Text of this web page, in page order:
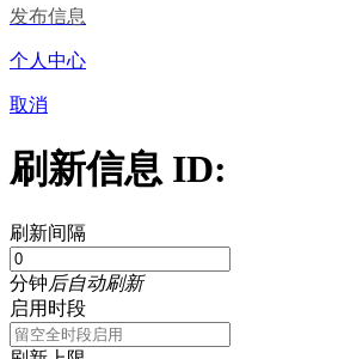
发布信息
个人中心
取消
刷新信息 ID:
刷新间隔
分钟后自动刷新
启用时段